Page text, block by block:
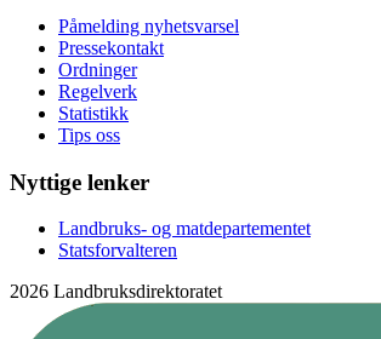
Påmelding nyhetsvarsel
Pressekontakt
Ordninger
Regelverk
Statistikk
Tips oss
Nyttige lenker
Landbruks- og matdepartementet
Statsforvalteren
2026 Landbruksdirektoratet